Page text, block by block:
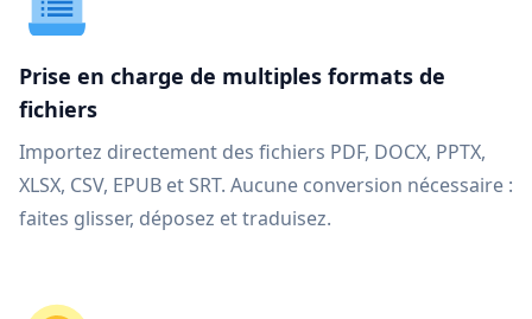
Prise en charge de multiples formats de
fichiers
Importez directement des fichiers PDF, DOCX, PPTX,
XLSX, CSV, EPUB et SRT. Aucune conversion nécessaire :
faites glisser, déposez et traduisez.